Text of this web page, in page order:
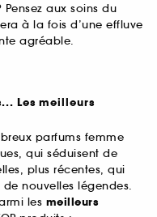
aux soins du
à la fois d’une effluve
agréable.
Les meilleurs
parfums femme
qui séduisent de
plus récentes, qui
nouvelles légendes.
les meilleurs